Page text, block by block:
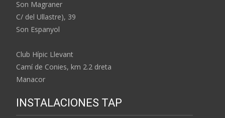
Son Magraner
C/ del Ullastre), 39
Son Espanyol
Club Hípic Llevant
Camí de Conies, km 2.2 dreta
Manacor
INSTALACIONES TAP